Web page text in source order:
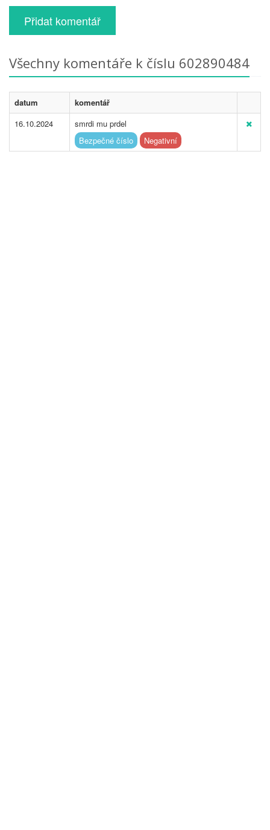
Přidat komentář
Všechny komentáře k číslu 602890484
datum
komentář
16.10.2024
smrdi mu prdel
Bezpečné číslo
Negativní